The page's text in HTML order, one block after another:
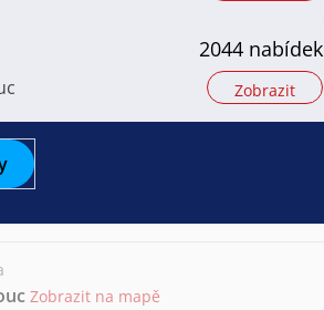
2044 nabídek
Zobrazit
Zobrazit na mapě